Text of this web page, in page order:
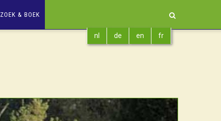
ZOEK & BOEK
nl de en fr